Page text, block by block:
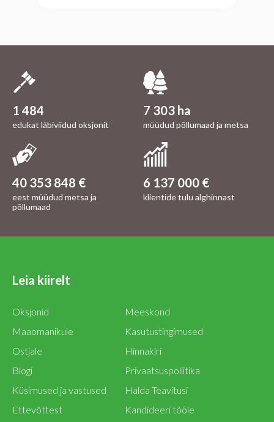
1 484
edukat läbiviidud oksjonit
7 303 ha
müüdud põllumaad ja metsa
40 353 848 €
eest müüdud metsa ja
põllumaad
6 137 000 €
klientide tulu alghinnast
Leia kiirelt
Oksjonid
Maaomanikule
Ostjale
Blogi
Küsimused ja vastused
Ettevõttest
Meeskond
Kasutustingimused
Hinnakiri
Privaatsuspoliitika
Halda Teavitusi
Kandideeri tööle